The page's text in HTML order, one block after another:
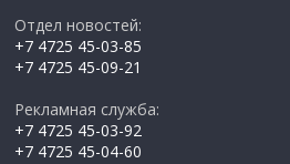
Отдел новостей:
+7 4725 45-03-85
+7 4725 45-09-21
Рекламная служба:
+7 4725 45-03-92
+7 4725 45-04-60